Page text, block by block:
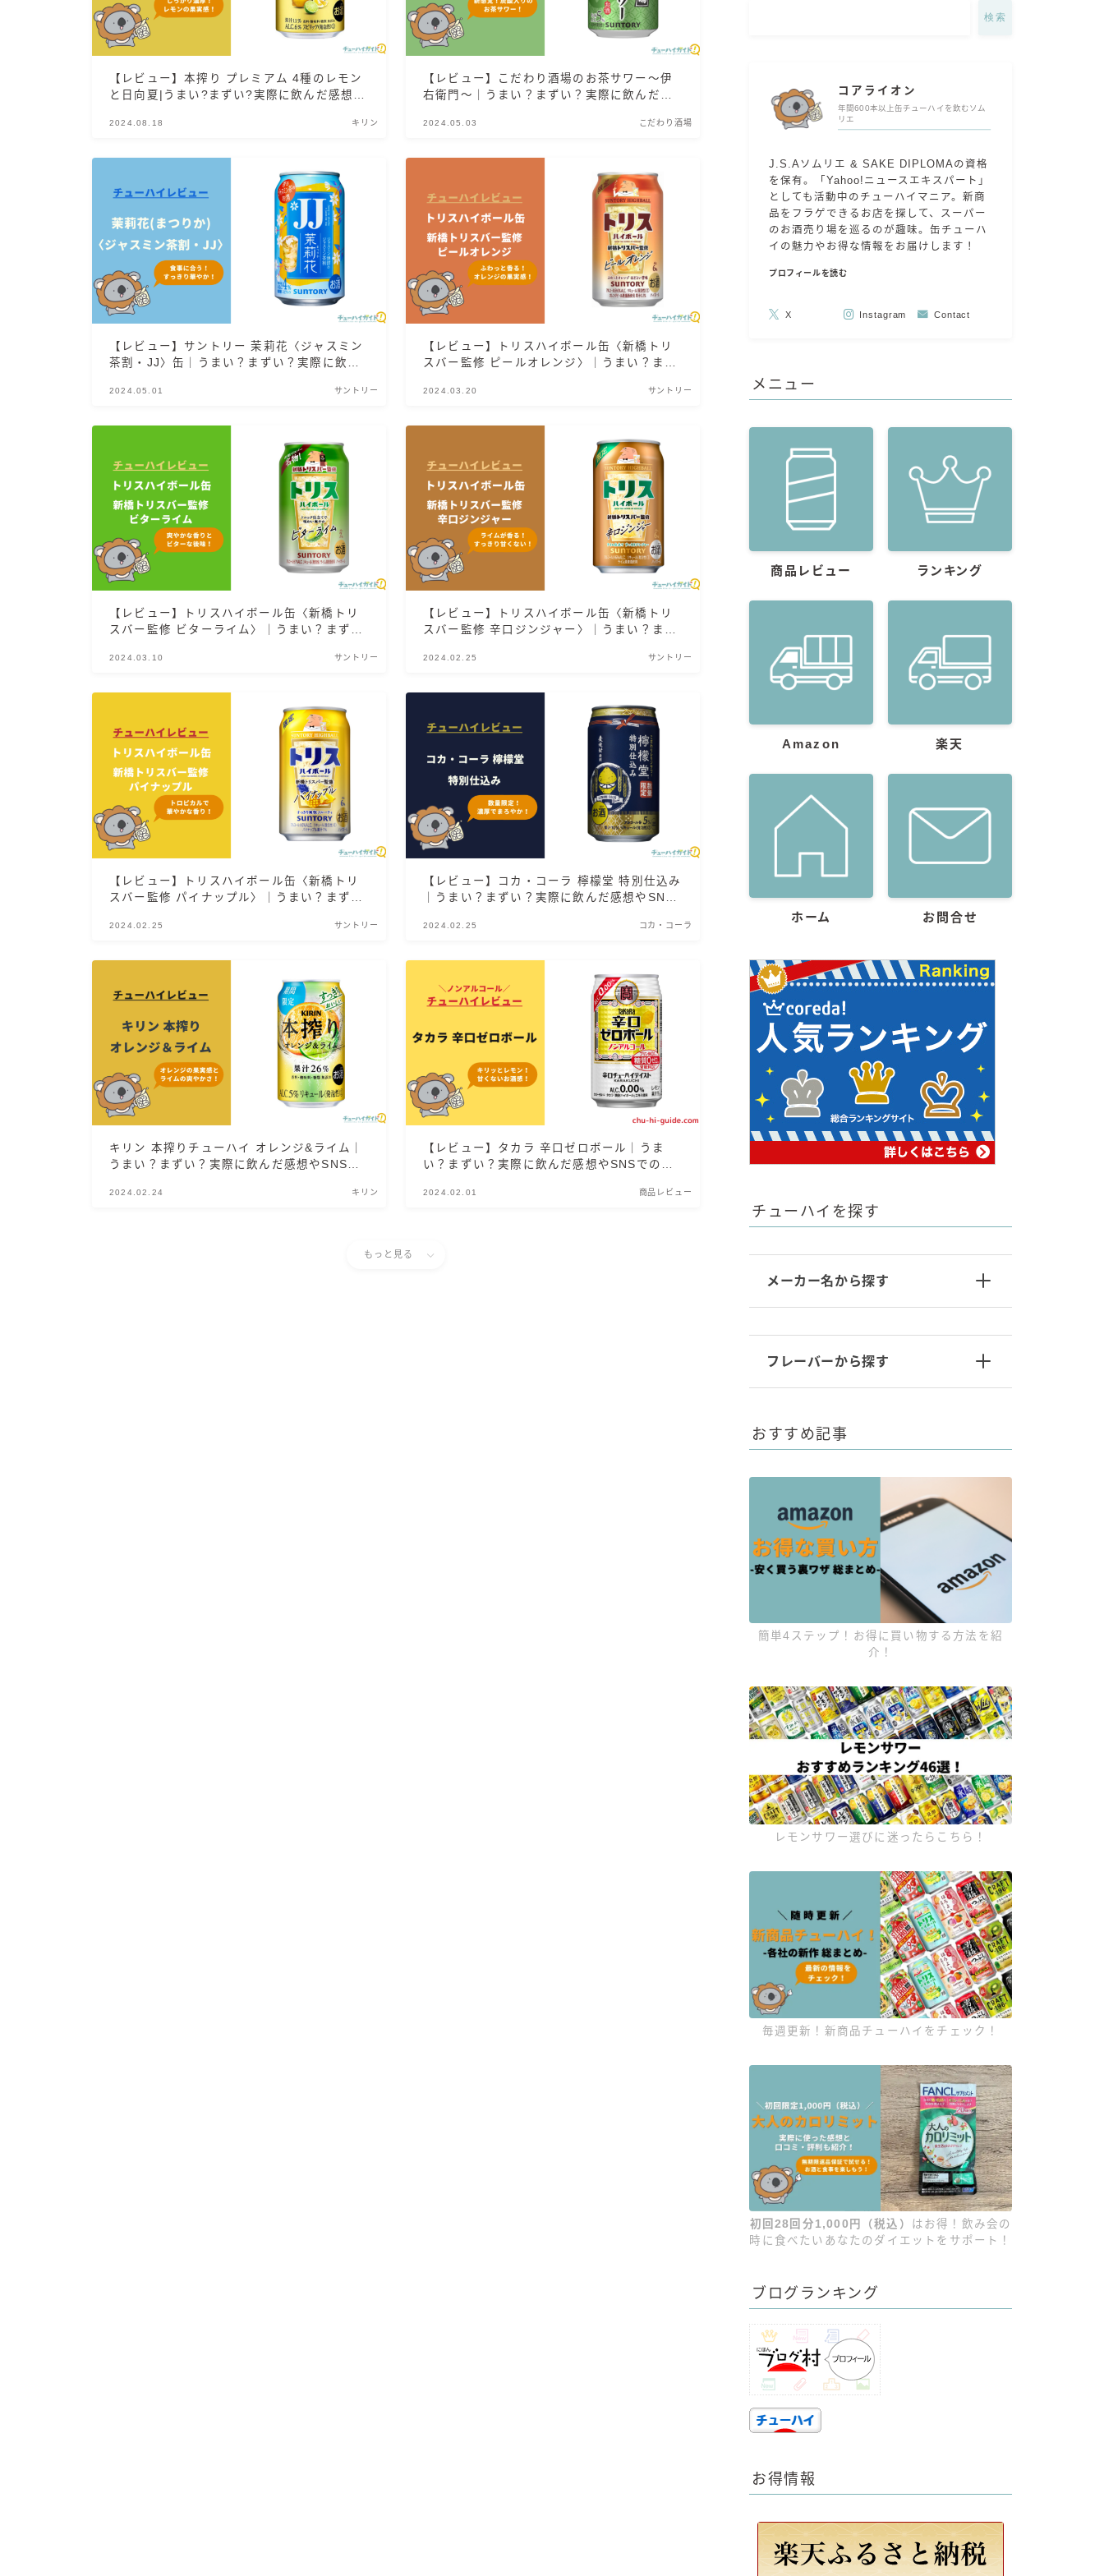
氷結 無糖
麒麟特製サワー
麒麟 発酵サワー
麹レモンサワー
本搾り
ー196℃ 瞬間凍結
ー196℃ ザ・まるごと
CRAFT－196℃
ほろよい
BAR Pomum（バー・ポームム）
ジムビームハイボール
GREEN1/2（グリーンハーフ）
鏡月焼酎ハイ
アサヒ
贅沢搾り
樽ハイ倶楽部
Slat(すらっと）
サッポロ
濃いめのレモンサワー
三ツ星グレフルサワー
99.99（フォーナイン）
キレートレモンサワー
愛のスコールホワイトサワー
WATER SOUR(ウォーターサワ)
焼酎ハイボール
タカラCANチューハイ
宝焼酎のお茶割りシリーズ
極上レモンサワー
すみか
タンチュー
【レビュー】本搾り プレミアム 4種のレモン
と日向夏|うまい?まずい?実際に飲んだ感想や
2024.08.18 キリン
【レビュー】こだわり酒場のお茶サワー～伊
右衛門～｜うまい？まずい？実際に飲んだ感
2024.05.03 こだわり酒場
【レビュー】サントリー 茉莉花〈ジャスミン
茶割・JJ〉缶｜うまい？まずい？実際に飲ん
2024.05.01 サントリー
【レビュー】トリスハイボール缶〈新橋トリ
スバー監修 ピールオレンジ〉｜うまい？まず
判を総まとめ！
2024.03.20 サントリー
【レビュー】トリスハイボール缶〈新橋トリ
スバー監修 ビターライム〉｜うまい？まず
判を総まとめ！
2024.03.10 サントリー
【レビュー】トリスハイボール缶〈新橋トリ
スバー監修 辛口ジンジャー〉｜うまい？まず
判を総まとめ！
2024.02.25 サントリー
【レビュー】トリスハイボール缶〈新橋トリ
スバー監修 パイナップル〉｜うまい？まず
判を総まとめ！
2024.02.25 サントリー
【レビュー】コカ・コーラ 檸檬堂 特別仕込み
｜うまい？まずい？実際に飲んだ感想やSNS
2024.02.25 コカ・コーラ
キリン 本搾りチューハイ オレンジ&ライム｜
うまい？まずい？実際に飲んだ感想やSNSで
2024.02.24 キリン
【レビュー】タカラ 辛口ゼロボール｜うま
い？まずい？実際に飲んだ感想やSNSでの口
2024.02.01 商品レビュー
もっと見る
検索
コアライオン
年間600本以上缶チューハイを飲むソム
リエ
J.S.Aソムリエ & SAKE DIPLOMAの資格
を保有。「Yahoo!ニュースエキスパート」
としても活動中のチューハイマニア。新商
品をフラゲできるお店を探して、スーパー
のお酒売り場を巡るのが趣味。缶チューハ
イの魅力やお得な情報をお届けします！
プロフィールを読む
X Instagram Contact
メニュー
商品レビュー ランキング
Amazon 楽天
ホーム お問合せ
チューハイを探す
メーカー名から探す
フレーバーから探す
おすすめ記事
簡単4ステップ！お得に買い物する方法を紹
介！
レモンサワー選びに迷ったらこちら！
毎週更新！新商品チューハイをチェック！
初回28回分1,000円（税込） はお得！飲み会の
時に食べたいあなたのダイエットをサポート！
ブログランキング
お得情報